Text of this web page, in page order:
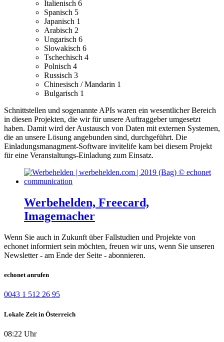
Italienisch 6
Spanisch 5
Japanisch 1
Arabisch 2
Ungarisch 6
Slowakisch 6
Tschechisch 4
Polnisch 4
Russisch 3
Chinesisch / Mandarin 1
Bulgarisch 1
Schnittstellen und sogenannte APIs waren ein wesentlicher Bereich
in diesen Projekten, die wir für unsere Auftraggeber umgesetzt
haben. Damit wird der Austausch von Daten mit externen Systemen,
die an unsere Lösung angebunden sind, durchgeführt. Die
Einladungsmanagment-Software invitelife kam bei diesem Projekt
für eine Veranstaltungs-Einladung zum Einsatz.
Werbehelden, Freecard,
Imagemacher
Wenn Sie auch in Zukunft über Fallstudien und Projekte von
echonet informiert sein möchten, freuen wir uns, wenn Sie unseren
Newsletter - am Ende der Seite - abonnieren.
echonet anrufen
0043 1 512 26 95
Lokale Zeit in Österreich
08:22 Uhr